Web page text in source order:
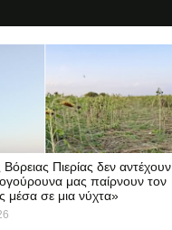
Πιερίας δεν αντέχουν
μας παίρνουν τον
μέσα σε μια νύχτα»